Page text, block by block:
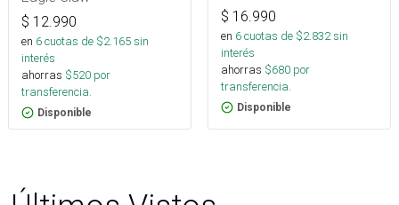
$ 12.990
en 6cuotas de $2.165sin
interés
ahorras $520 por
transferencia.
Disponible
$ 16.990
en 6cuotas de $2.832sin
interés
ahorras $680 por
transferencia.
Disponible